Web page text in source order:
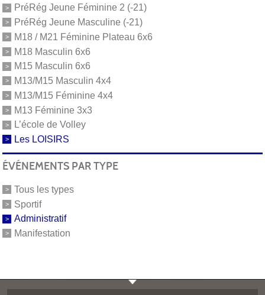
PréRég Jeune Féminine 2 (-21)
PréRég Jeune Masculine (-21)
M18 / M21 Féminine Plateau 6x6
M18 Masculin 6x6
M15 Masculin 6x6
M13/M15 Masculin 4x4
M13/M15 Féminine 4x4
M13 Féminine 3x3
L’école de Volley
Les LOISIRS
ÉVÉNEMENTS PAR TYPE
Tous les types
Sportif
Administratif
Manifestation